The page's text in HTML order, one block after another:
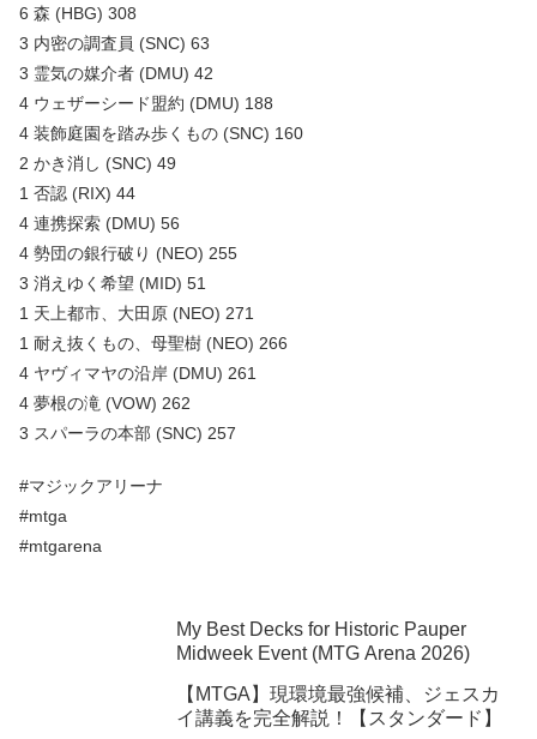
6 森 (HBG) 308
3 内密の調査員 (SNC) 63
3 霊気の媒介者 (DMU) 42
4 ウェザーシード盟約 (DMU) 188
4 装飾庭園を踏み歩くもの (SNC) 160
2 かき消し (SNC) 49
1 否認 (RIX) 44
4 連携探索 (DMU) 56
4 勢団の銀行破り (NEO) 255
3 消えゆく希望 (MID) 51
1 天上都市、大田原 (NEO) 271
1 耐え抜くもの、母聖樹 (NEO) 266
4 ヤヴィマヤの沿岸 (DMU) 261
4 夢根の滝 (VOW) 262
3 スパーラの本部 (SNC) 257
#マジックアリーナ
#mtga
#mtgarena
My Best Decks for Historic Pauper
Midweek Event (MTG Arena 2026)
【MTGA】現環境最強候補、ジェスカ
イ講義を完全解説！【スタンダード】